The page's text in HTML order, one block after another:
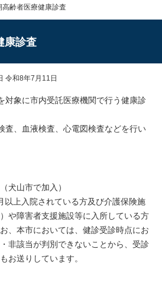
高齢者医療健康診査
康診査
令和8年7月11日
対象に市内受託医療機関で行う健康診
査、血液検査、心電図検査などを行い
犬山市で加入）
上入院されている方及び介護保険施
や障害者支援施設等に入所している方
、本市においては、健診受診時点にお
非該当が判別できないことから、受診
お送りしています。